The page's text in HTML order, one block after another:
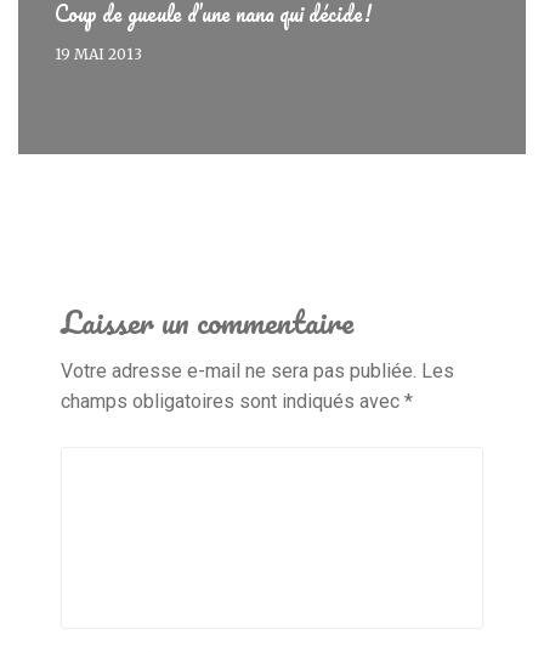
Coup de gueule d’une nana qui décide!
19 MAI 2013
Laisser un commentaire
Votre adresse e-mail ne sera pas publiée. Les
champs obligatoires sont indiqués avec *